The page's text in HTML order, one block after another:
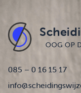
OOG OP
085 – 0 16 15 17